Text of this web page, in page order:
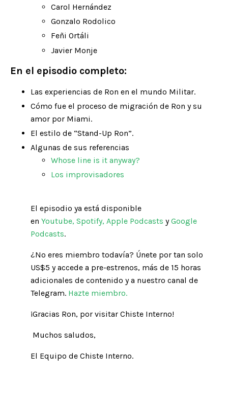
Carol Hernández
Gonzalo Rodolico
Feñi Ortáli
Javier Monje
En el episodio completo:
Las experiencias de Ron en el mundo Militar.
Cómo fue el proceso de migración de Ron y su
amor por Miami.
El estilo de “Stand-Up Ron”.
Algunas de sus referencias
Whose line is it anyway?
Los improvisadores
El episodio ya está disponible
en Youtube, Spotify, Apple Podcasts y Google
Podcasts.
¿No eres miembro todaví­a? Únete por tan solo
US$5 y accede a pre-estrenos, más de 15 horas
adicionales de contenido y a nuestro canal de
Telegram. Hazte miembro.
¡Gracias Ron, por visitar Chiste Interno!
Muchos saludos,
El Equipo de Chiste Interno.